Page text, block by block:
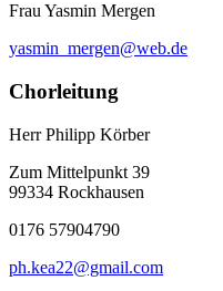
Frau Yasmin Mergen
yasmin_mergen@web.de
Chorleitung
Herr Philipp Körber
Zum Mittelpunkt 39
99334 Rockhausen
0176 57904790
ph.kea22@gmail.com